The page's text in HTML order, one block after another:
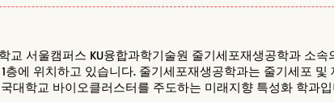
교 서울캠퍼스 KU융합과학기술원 줄기세포재생공학과 소속
층에 위치하고 있습니다. 줄기세포재생공학과는 줄기세포 및
대학교 바이오클러스터를 주도하는 미래지향 특성화 학과